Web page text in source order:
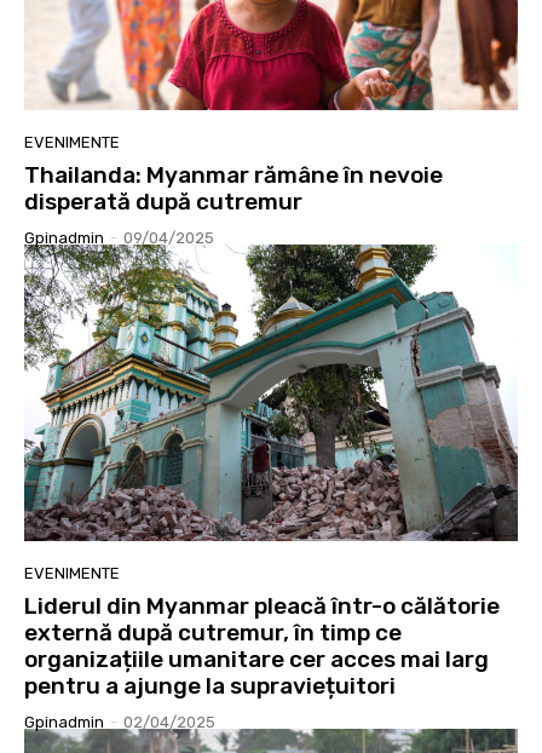
EVENIMENTE
Thailanda: Myanmar rămâne în nevoie
disperată după cutremur
Gpinadmin - 09/04/2025
EVENIMENTE
Liderul din Myanmar pleacă într-o călătorie
externă după cutremur, în timp ce
organizațiile umanitare cer acces mai larg
pentru a ajunge la supraviețuitori
Gpinadmin - 02/04/2025